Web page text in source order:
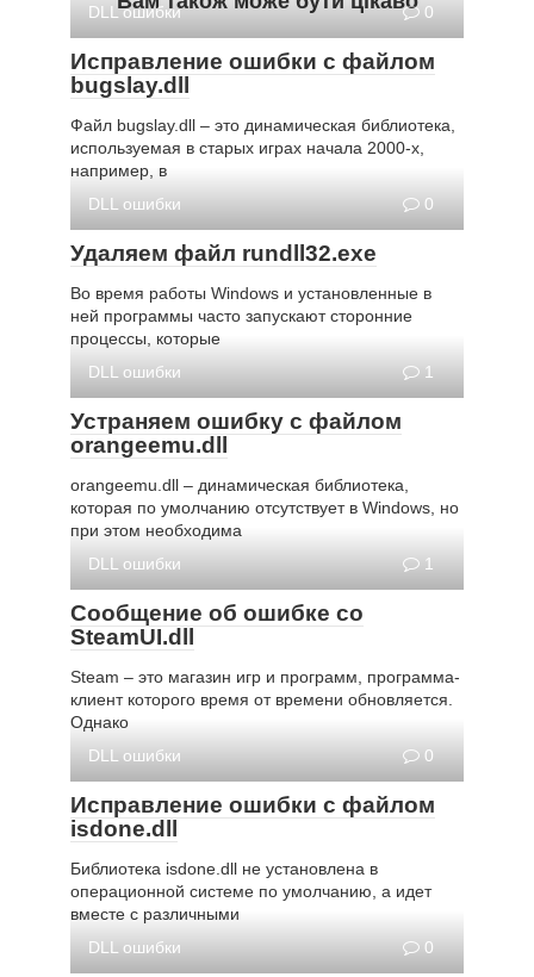
DLL ошибки 0
Исправление ошибки с файлом
bugslay.dll
Файл bugslay.dll – это динамическая библиотека,
используемая в старых играх начала 2000-х,
например, в
DLL ошибки
0
Удаляем файл rundll32.exe
Во время работы Windows и установленные в
ней программы часто запускают сторонние
процессы, которые
DLL ошибки
1
Устраняем ошибку с файлом
orangeemu.dll
orangeemu.dll – динамическая библиотека,
которая по умолчанию отсутствует в Windows, но
при этом необходима
DLL ошибки
1
Сообщение об ошибке со
SteamUI.dll
Steam – это магазин игр и программ, программа-
клиент которого время от времени обновляется.
Однако
DLL ошибки
0
Исправление ошибки с файлом
isdone.dll
Библиотека isdone.dll не установлена в
операционной системе по умолчанию, а идет
вместе с различными
DLL ошибки
0